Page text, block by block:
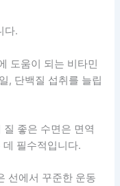
다.
도움이 되는 비타민
, 단백질 섭취를 늘립
좋은 수면은 면역
필수적입니다.
선에서 꾸준한 운동